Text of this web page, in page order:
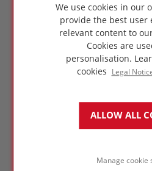
We use cookies in our
provide the best user
relevant content to
Cookies are
personalisation.
cookies
Legal
ALLOW ALL
Manage cookie
de materiales asociados
revestimientos,
Una selección de nuestras